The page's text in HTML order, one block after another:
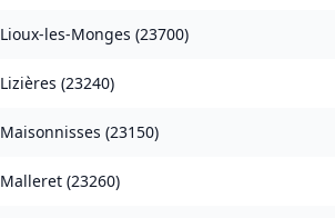
Lioux-les-Monges (23700)
Lizières (23240)
Maisonnisses (23150)
Malleret (23260)